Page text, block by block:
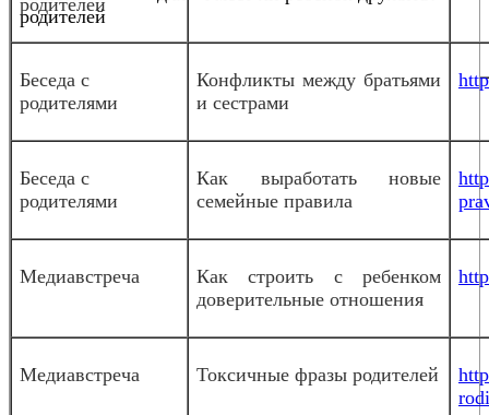
родителей
Беседа с
родителями
Конфликты между братьями
и сестрами
Беседа с
родителями
Как выработать новые
семейные правила
Медиавстреча
Как строить с ребенком
доверительные отношения
Медиавстреча Токсичные фразы родителей